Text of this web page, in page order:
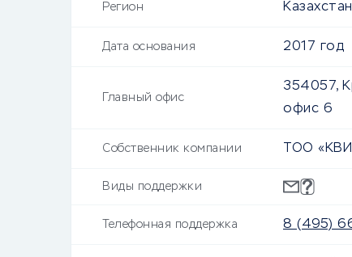
Регион Казахстан
Дата основания 2017 год
Главный офис
354057,
офис 6
Собственник компании ТОО
Виды поддержки
Телефонная поддержка 8 (495)